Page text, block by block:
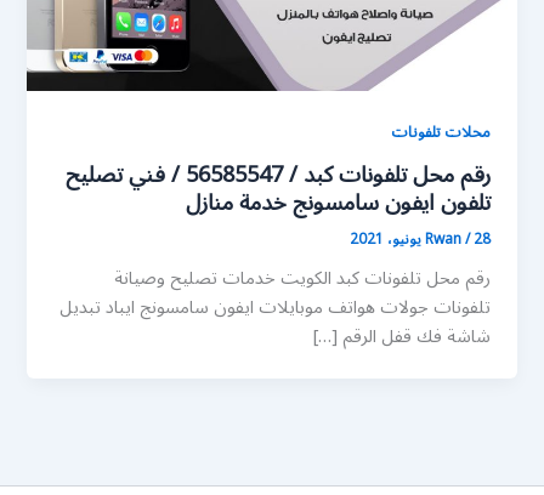
محلات تلفونات
رقم محل تلفونات كبد / 56585547 / فني تصليح
تلفون ايفون سامسونج خدمة منازل
Rwan/28 يونيو، 2021
رقم محل تلفونات كبد الكويت خدمات تصليح وصيانة
تلفونات جولات هواتف موبايلات ايفون سامسونج ايباد تبديل
شاشة فك قفل الرقم […]